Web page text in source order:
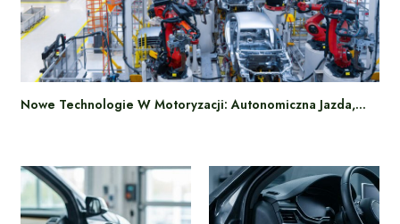
Nowe Technologie W Motoryzacji: Autonomiczna Jazda,…